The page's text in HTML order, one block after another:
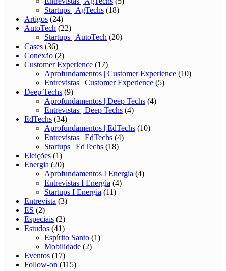
Startups | AgTechs (18)
Artigos (24)
AutoTech (22)
Startups | AutoTech (20)
Cases (36)
Conexão (2)
Customer Experience (17)
Aprofundamentos | Customer Experience (10)
Entrevistas | Customer Experience (5)
Deep Techs (9)
Aprofundamentos | Deep Techs (4)
Entrevistas | Deep Techs (4)
EdTechs (34)
Aprofundamentos | EdTechs (10)
Entrevistas | EdTechs (4)
Startups | EdTechs (18)
Eleições (1)
Energia (20)
Aprofundamentos I Energia (4)
Entrevistas I Energia (4)
Startups I Energia (11)
Entrevista (3)
ES (2)
Especiais (2)
Estudos (41)
Espírito Santo (1)
Mobilidade (2)
Eventos (17)
Follow-on (115)